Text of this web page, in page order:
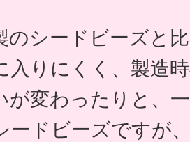
のシードビーズと
入りにくく、製造
が変わったりと、
ードビーズですが